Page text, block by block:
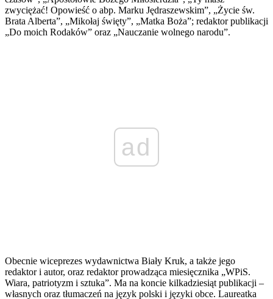
zwyciężać! Opowieść o abp. Marku Jędraszewskim”, „Życie św.
Brata Alberta”, „Mikołaj święty”, „Matka Boża”; redaktor publikacji
„Do moich Rodaków” oraz „Nauczanie wolnego narodu”.
ad
Obecnie wiceprezes wydawnictwa Biały Kruk, a także jego
redaktor i autor, oraz redaktor prowadząca miesięcznika „WPiS.
Wiara, patriotyzm i sztuka”. Ma na koncie kilkadziesiąt publikacji –
własnych oraz tłumaczeń na język polski i języki obce. Laureatka